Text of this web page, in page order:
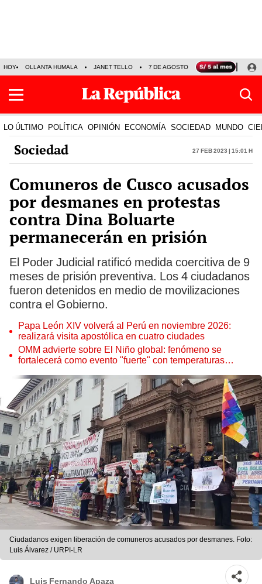
HOY OLLANTA HUMALA JANET TELLO 7 DE AGOSTO TINKA RESULTADOS
LO ÚLTIMO POLÍTICA OPINIÓN ECONOMÍA SOCIEDAD MUNDO
Sociedad 27 Feb 2023 | 15:01 h
Comuneros de Cusco acusados
por desmanes en protestas
contra Dina Boluarte
permanecerán en prisión
El Poder Judicial ratificó medida coercitiva de 9
meses de prisión preventiva. Los 4 ciudadanos
fueron detenidos en medio de movilizaciones
contra el Gobierno.
Papa León XIV volverá al Perú en noviembre 2026:
realizará visita apostólica en cuatro ciudades
OMM advierte sobre El Niño global: fenómeno se
fortalecerá como evento "fuerte" con temperaturas
Ciudadanos exigen liberación de comuneros acusados por desmanes. Foto:
Luis Álvarez / URPI-LR
Luis Fernando Apaza